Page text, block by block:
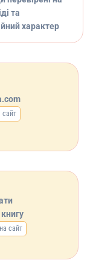
та
характер
сайт
сайт